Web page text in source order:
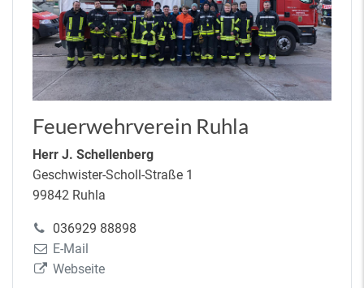
Feuerwehrverein Ruhla
Herr J. Schellenberg
Geschwister-Scholl-Straße 1
99842 Ruhla
036929 88898
E-Mail
Webseite